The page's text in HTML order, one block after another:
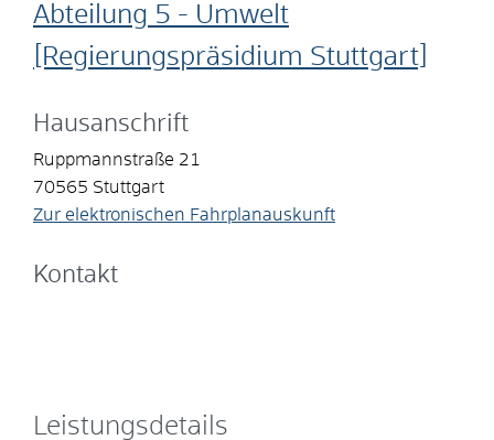
Abteilung 5 - Umwelt
[Regierungspräsidium Stuttgart]
Hausanschrift
Ruppmannstraße 21
70565 Stuttgart
Zur elektronischen Fahrplanauskunft
Kontakt
Leistungsdetails